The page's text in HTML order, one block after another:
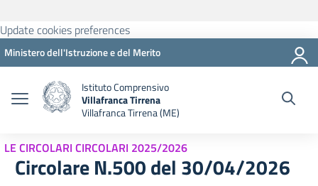
Update cookies preferences
Ministero dell'Istruzione e del Merito
Istituto Comprensivo
Villafranca Tirrena
Villafranca Tirrena (ME)
LE CIRCOLARI CIRCOLARI 2025/2026
Circolare N.500 del 30/04/2026